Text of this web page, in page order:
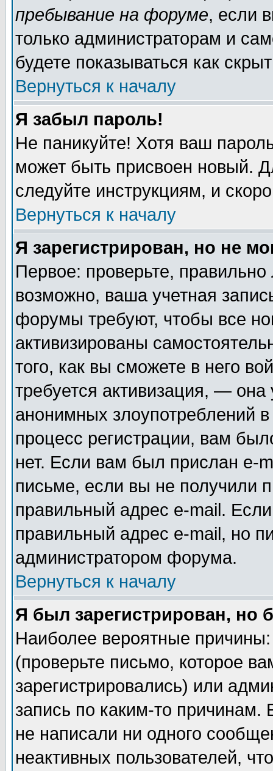
пребывание на форуме, если
только администраторам и
будете показываться как
Вернуться к началу
Я забыл пароль!
Не паникуйте! Хотя ваш
может быть присвоен новый.
следуйте инструкциям, и
Вернуться к началу
Я зарегистрирован, но не
Первое: проверьте,
возможно, ваша учетная
форумы требуют, чтобы все
активизированы
того, как вы сможете в него
требуется активизация, —
анонимных злоупотреблений
процесс регистрации, вам
нет. Если вам был прислан e-
письме, если вы не получили
правильный адрес e-mail.
правильный адрес e-mail, но
администратором форума.
Вернуться к началу
Я был зарегистрирован, но
Наиболее вероятные
(проверьте письмо, которое
зарегистрировались) или
запись по каким-то
не написали ни одного
неактивных пользователей,